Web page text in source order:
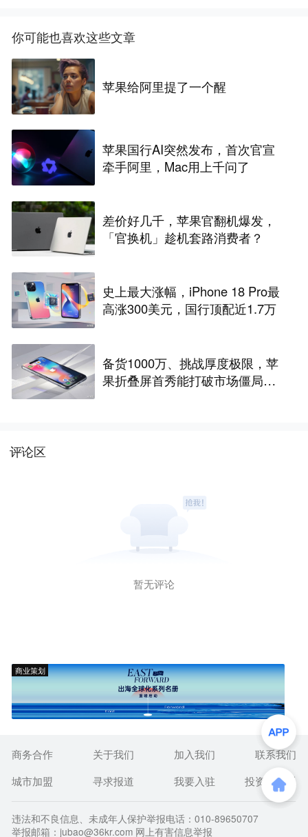
你可能也喜欢这些文章
苹果给阿里提了一个醒
苹果国行AI突然发布，首次官宣
牵手阿里，Mac用上千问了
差价好几千，苹果官翻机爆发，
「官换机」趁机套路消费者？
史上最大涨幅，iPhone 18 Pro最
高涨300美元，国行顶配近1.7万
备货1000万、挑战厚度极限，苹
果折叠屏首秀能打破市场僵局
评论区
暂无评论
商业策划
商务合作 关于我们 加入我们
联系我们
城市加盟
寻求报道 我要入驻 投资者关系
违法和不良信息、未成年人保护举报电话：010-89650707
举报邮箱：jubao@36kr.com 网上有害信息举报